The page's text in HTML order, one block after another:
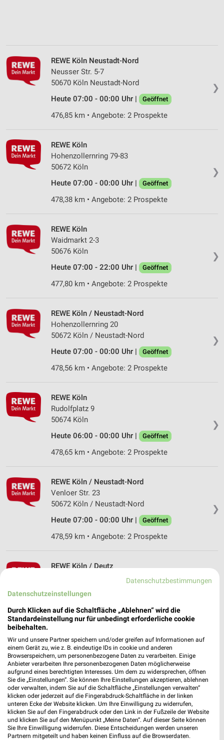
❯
REWE Köln Neustadt-Nord
Neusser Str. 5-7
50670 Köln Neustadt-Nord
Heute 07:00 - 00:00 Uhr |
Geöffnet
476,85 km • Angebote: 2 Prospekte
❯
REWE Köln
Hohenzollernring 79-83
50672 Köln
Heute 07:00 - 00:00 Uhr |
Geöffnet
478,38 km • Angebote: 2 Prospekte
❯
REWE Köln
Waidmarkt 2-3
50676 Köln
Heute 07:00 - 22:00 Uhr |
Geöffnet
477,80 km • Angebote: 2 Prospekte
❯
REWE Köln / Neustadt-Nord
Hohenzollernring 20
50672 Köln / Neustadt-Nord
Heute 07:00 - 00:00 Uhr |
Geöffnet
478,56 km • Angebote: 2 Prospekte
❯
REWE Köln
Rudolfplatz 9
50674 Köln
Heute 06:00 - 00:00 Uhr |
Geöffnet
478,65 km • Angebote: 2 Prospekte
❯
REWE Köln / Neustadt-Nord
Venloer Str. 23
50672 Köln / Neustadt-Nord
Heute 07:00 - 00:00 Uhr |
Geöffnet
478,59 km • Angebote: 2 Prospekte
REWE Köln / Deutz
476,36 km • Angebote: 2 Prospekte
REWE Köln / Neustadt-Nord
Neusser Str. 100
50670 Köln / Neustadt-Nord
Heute 08:00 - 22:00 Uhr | Geöffnet
476,64 km • Angebote: 2 Prospekte
REWE Köln / Neustadt-Nord
Datenschutzbestimmungen
Datenschutzeinstellungen
Durch Klicken auf die Schaltfläche „Ablehnen“ wird die
Standardeinstellung nur für unbedingt erforderliche cookie
beibehalten.
Wir und unsere Partner speichern und/oder greifen auf Informationen auf
einem Gerät zu, wie z. B. eindeutige IDs in cookie und anderen
Browserspeichern, um personenbezogene Daten zu verarbeiten. Einige
Anbieter verarbeiten Ihre personenbezogenen Daten möglicherweise
aufgrund eines berechtigten Interesses. Um dem zu widersprechen, öffnen
Sie die „Einstellungen“. Sie können Ihre Einstellungen akzeptieren, ablehnen
oder verwalten, indem Sie auf die Schaltfläche „Einstellungen verwalten“
klicken oder jederzeit auf die Fingerabdruck-Schaltfläche in der linken
unteren Ecke der Website klicken. Um Ihre Einwilligung zu widerrufen,
klicken Sie auf den Fingerabdruck oder den Link in der Fußzeile der Website
und klicken Sie auf den Menüpunkt „Meine Daten“. Auf dieser Seite können
Sie Ihre Einwilligung widerrufen. Diese Entscheidungen werden unseren
Partnern mitgeteilt und haben keinen Einfluss auf die Browserdaten.